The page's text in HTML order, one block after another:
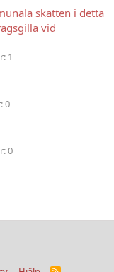
skatten i detta
vid
1
0
0